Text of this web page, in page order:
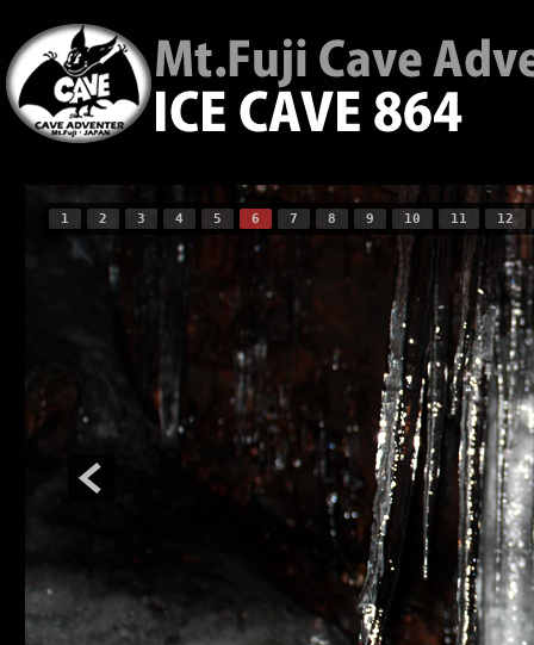
1 2 3 4 5 6 7 8 9 10 11 12